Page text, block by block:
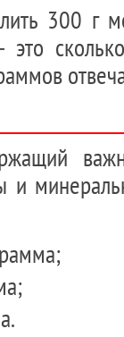
300 г
сколько
и